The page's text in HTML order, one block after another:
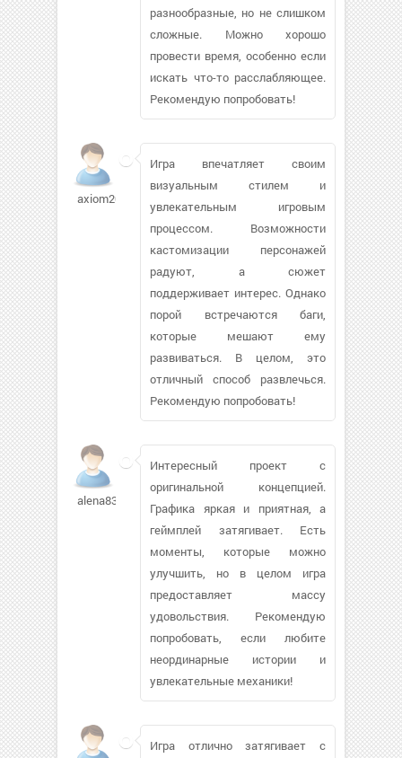
разнообразные, но не слишком
сложные. Можно хорошо
провести время, особенно если
искать что-то расслабляющее.
Рекомендую попробовать!
axiom2001
Игра впечатляет своим
визуальным стилем и
увлекательным игровым
процессом. Возможности
кастомизации персонажей
радуют, а сюжет
поддерживает интерес. Однако
порой встречаются баги,
которые мешают ему
развиваться. В целом, это
отличный способ развлечься.
Рекомендую попробовать!
alena83spb645
Интересный проект с
оригинальной концепцией.
Графика яркая и приятная, а
геймплей затягивает. Есть
моменты, которые можно
улучшить, но в целом игра
предоставляет массу
удовольствия. Рекомендую
попробовать, если любите
неординарные истории и
увлекательные механики!
Игра отлично затягивает с